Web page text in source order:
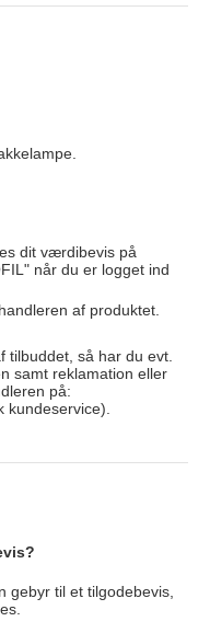
dit værdibevis på
når du er logget ind
af produktet.
tilbuddet, så har du evt.
samt reklamation eller
på:
kundeservice).
gebyr til et tilgodebevis,